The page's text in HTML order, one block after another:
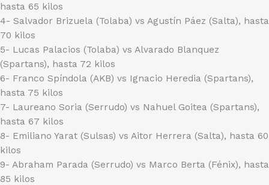
hasta 65 kilos
4- Salvador Brizuela (Tolaba) vs Agustín Páez (Salta), hasta
70 kilos
5- Lucas Palacios (Tolaba) vs Alvarado Blanquez
(Spartans), hasta 72 kilos
6- Franco Spíndola (AKB) vs Ignacio Heredia (Spartans),
hasta 75 kilos
7- Laureano Soria (Serrudo) vs Nahuel Goitea (Spartans),
hasta 67 kilos
8- Emiliano Yarat (Sulsas) vs Aitor Herrera (Salta), hasta 60
kilos
9- Abraham Parada (Serrudo) vs Marco Berta (Fénix), hasta
85 kilos